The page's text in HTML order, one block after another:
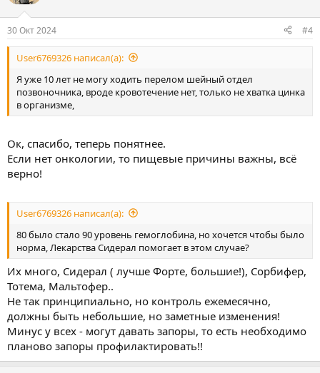
30 Окт 2024 #4
User6769326 написал(а):
Я уже 10 лет не могу ходить перелом шейный отдел
позвоночника, вроде кровотечение нет, только не хватка цинка
в организме,
Ок, спасибо, теперь понятнее.
Если нет онкологии, то пищевые причины важны, всё
верно!
User6769326 написал(а):
80 было стало 90 уровень гемоглобина, но хочется чтобы было
норма, Лекарства Сидерал помогает в этом случае?
Их много, Сидерал ( лучше Форте, большие!), Сорбифер,
Тотема, Мальтофер..
Не так принципиально, но контроль ежемесячно,
должны быть небольшие, но заметные изменения!
Минус у всех - могут давать запоры, то есть необходимо
планово запоры профилактировать!!